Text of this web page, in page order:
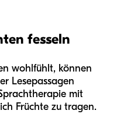
fesseln
wohlfühlt, können
Lesepassagen
mit
Früchte zu tragen.